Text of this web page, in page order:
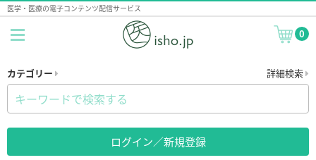
医学・医療の電子コンテンツ配信サービス
0
カテゴリー 詳細検索
ログイン／新規登録